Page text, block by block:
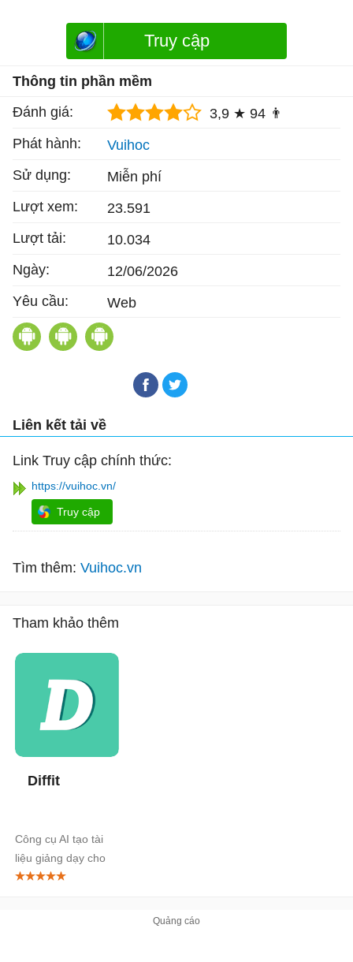
Truy cập
Thông tin phần mềm
Đánh giá:
3,9 ★ 94 👨
Phát hành:
Vuihoc
Sử dụng:
Miễn phí
Lượt xem:
23.591
Lượt tải:
10.034
Ngày:
12/06/2026
Yêu cầu:
Web
K12Online cho Android
CoLearn cho Android
Liên kết tải về
Link Truy cập chính thức:
https://vuihoc.vn/
Truy cập
Tìm thêm: Vuihoc.vn
Tham khảo thêm
Diffit
Công cụ AI tạo tài
liệu giảng dạy cho
giáo viên